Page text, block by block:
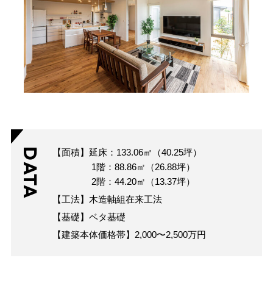
DATA
【面積】延床：133.06㎡（40.25坪）
1階：88.86㎡（26.88坪）
2階：44.20㎡（13.37坪）
【工法】木造軸組在来工法
【基礎】ベタ基礎
【建築本体価格帯】2,000〜2,500万円